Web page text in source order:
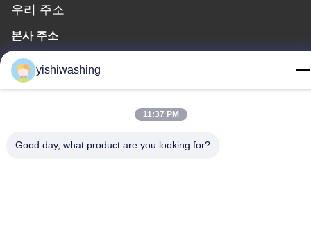
우리 주소
본사 주소
아니죠19중국 광저우, 나샤 구, 류콘 로드
공장 주소
86-15202099711
yishiwashing
11:37 PM
Good day, what product are you looking for?